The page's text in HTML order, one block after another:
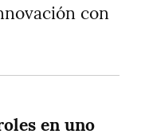
con
en uno